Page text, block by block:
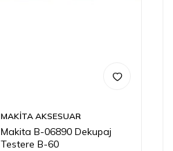
MAKİTA AKSESUAR
Makita B-06890 Dekupaj
Testere B-60